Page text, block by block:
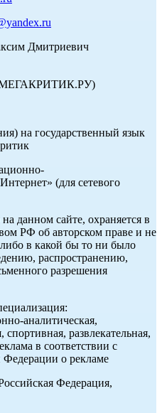
Дмитриевич
на государственный язык
(для сетевого
данном сайте, охраняется в
РФ об авторском праве и не
в какой бы то ни было
распространению,
разрешения
аналитическая,
спортивная, развлекательная,
в соответствии с
Федерации о рекламе
Федерация,